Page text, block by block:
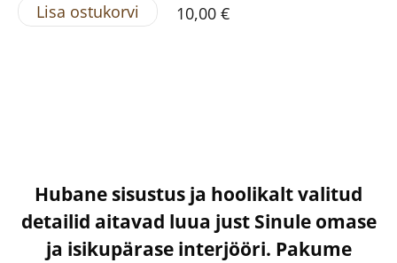
Lisa ostukorvi
10,00 €
Hubane sisustus ja hoolikalt valitud
detailid aitavad luua just Sinule omase
ja isikupärase interjööri. Pakume